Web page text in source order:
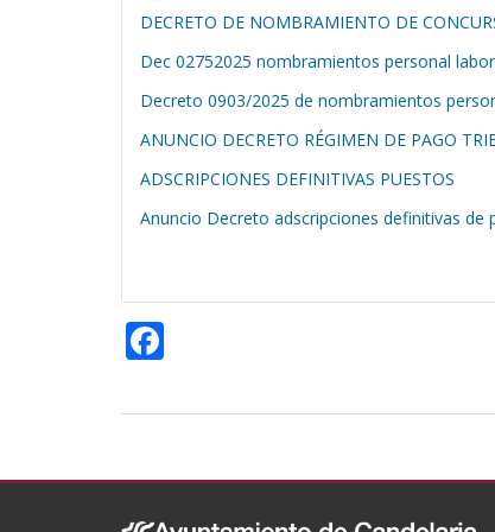
DECRETO DE NOMBRAMIENTO DE
Dec 02752025 nombramientos personal
Decreto 0903/2025 de nombramientos
ANUNCIO DECRETO RÉGIMEN DE PAGO
ADSCRIPCIONES DEFINITIVAS PUESTOS
Anuncio Decreto adscripciones definitivas
e
o